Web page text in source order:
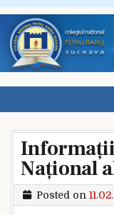
Skip to content
Național
Posted on